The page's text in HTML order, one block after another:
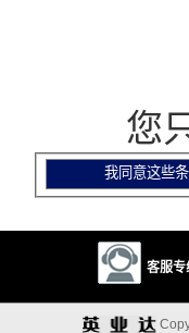
您只
客服